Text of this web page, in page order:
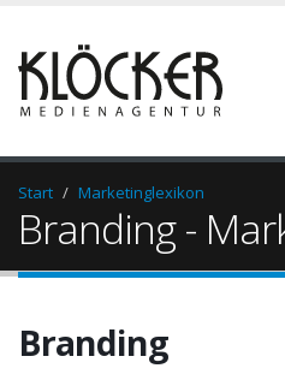
Start Marketinglexikon
Branding -
Branding